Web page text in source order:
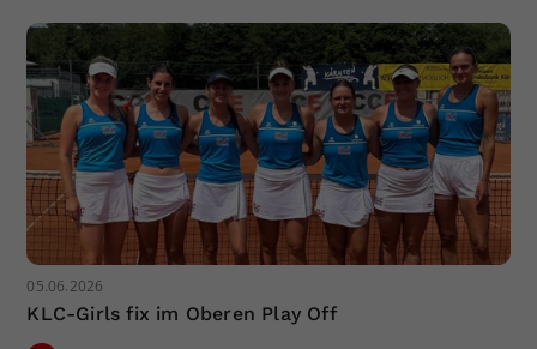
05.06.2026
KLC-Girls fix im Oberen Play Off
Zweck
Dieser Wert speichert Ihre Consent-
Einstellungen. Unter anderem eine
zufällig generierte ID, für die
historische Speicherung Ihrer
vorgenommen Einstellungen, falls der
Webseiten-Betreiber dies eingestellt
hat.